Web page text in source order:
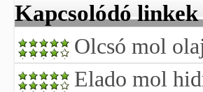
Kapcsolódó linkek
Olcsó mol
Elado mol